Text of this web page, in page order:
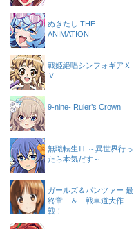
ぬきたし THE
ANIMATION
戦姫絶唱シンフォギアＸ
Ｖ
9-nine- Ruler’s Crown
無職転生Ⅲ ～異世界行っ
たら本気だす～
ガールズ＆パンツァー 最
終章 ＆ 戦車道大作
戦！